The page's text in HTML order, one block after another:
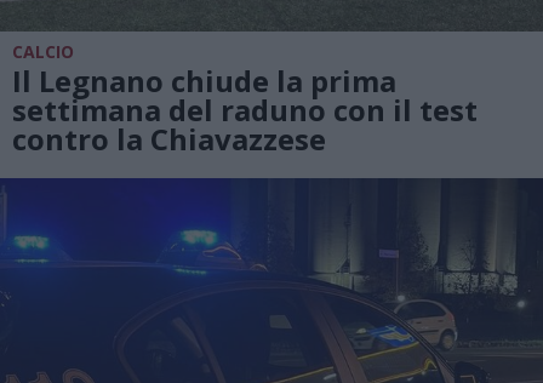
CALCIO
Il Legnano chiude la prima
settimana del raduno con il test
contro la Chiavazzese